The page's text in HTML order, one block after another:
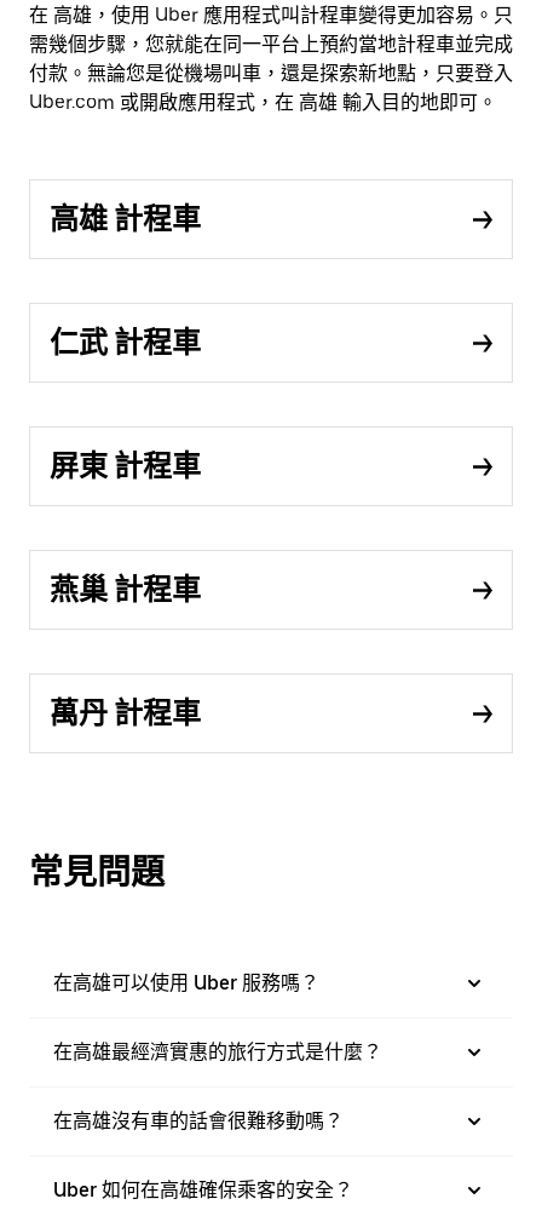
在 高雄，使用 Uber 應用程式叫計程車變得更加容易。只
需幾個步驟，您就能在同一平台上預約當地計程車並完成
付款。無論您是從機場叫車，還是探索新地點，只要登入
Uber.com 或開啟應用程式，在 高雄 輸入目的地即可。
高雄 計程車
仁武 計程車
屏東 計程車
燕巢 計程車
萬丹 計程車
常見問題
在高雄可以使用 Uber 服務嗎？
在高雄最經濟實惠的旅行方式是什麼？
在高雄沒有車的話會很難移動嗎？
Uber 如何在高雄確保乘客的安全？